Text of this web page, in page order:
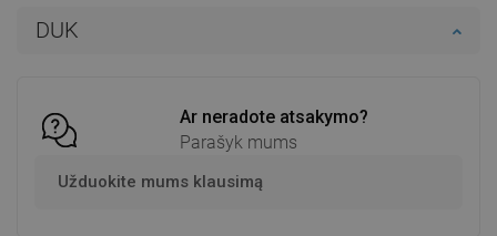
DUK
Ar neradote atsakymo?
Parašyk mums
Užduokite mums klausimą